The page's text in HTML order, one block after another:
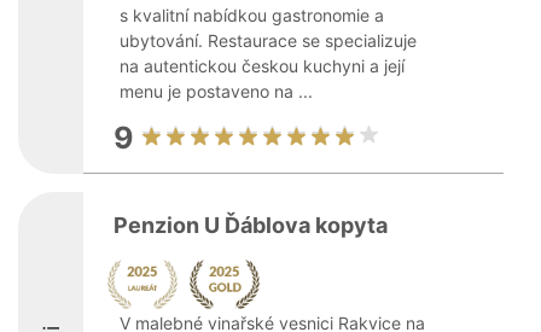
s kvalitní nabídkou gastronomie a
ubytování. Restaurace se specializuje
na autentickou českou kuchyni a její
menu je postaveno na ...
9
Penzion U Ďáblova kopyta
V malebné vinařské vesnici Rakvice na